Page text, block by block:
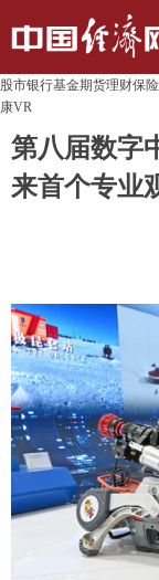
股市银行基金期货理财保险
康VR
第八届数字
来首个专业